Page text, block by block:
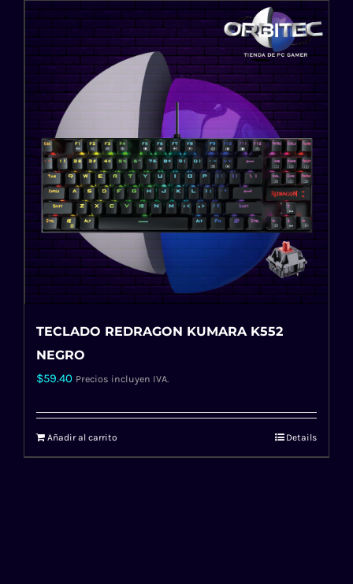
TECLADO REDRAGON KUMARA K552
NEGRO
$59.40 Precios incluyen IVA.
Añadir al carrito Details